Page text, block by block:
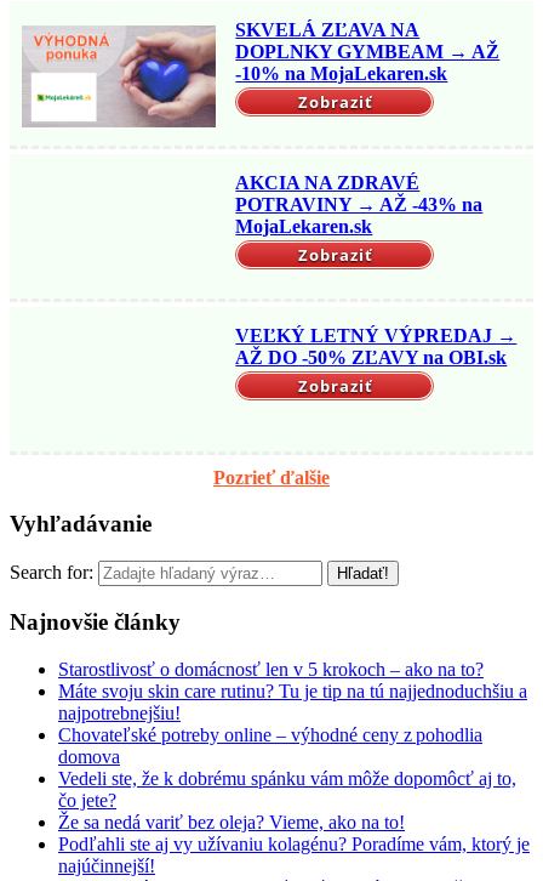
SKVELÁ ZĽAVA NA
DOPLNKY GYMBEAM → AŽ
-10% na MojaLekaren.sk
Zobraziť
AKCIA NA ZDRAVÉ
POTRAVINY → AŽ -43% na
MojaLekaren.sk
Zobraziť
VEĽKÝ LETNÝ VÝPREDAJ →
AŽ DO -50% ZĽAVY na OBI.sk
Zobraziť
Pozrieť ďalšie
Vyhľadávanie
Search for:
Najnovšie články
Starostlivosť o domácnosť len v 5 krokoch – ako na to?
Máte svoju skin care rutinu? Tu je tip na tú najjednoduchšiu a
najpotrebnejšiu!
Chovateľské potreby online – výhodné ceny z pohodlia
domova
Vedeli ste, že k dobrému spánku vám môže dopomôcť aj to,
čo jete?
Že sa nedá variť bez oleja? Vieme, ako na to!
Podľahli ste aj vy užívaniu kolagénu? Poradíme vám, ktorý je
najúčinnejší!